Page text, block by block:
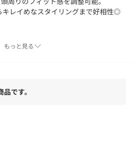
レイめなスタイリングまで好相性◎
に多少の個体差が生じます。予めご
が若干異なる場合があります。
もっと見る
です。